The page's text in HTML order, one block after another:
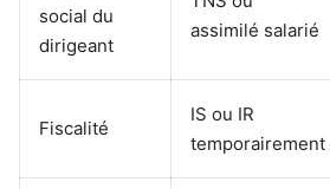
social du
dirigeant
assimilé salarié
Fiscalité
IS ou IR
temporairement